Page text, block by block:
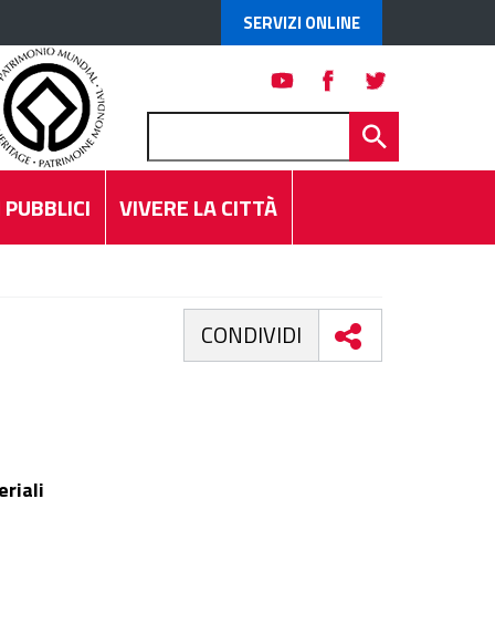
SERVIZI ONLINE
VIVERE LA CITTÀ
CONDIVIDI